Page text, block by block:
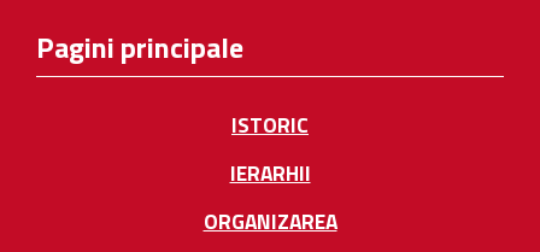
Pagini principale
ISTORIC
IERARHII
ORGANIZAREA